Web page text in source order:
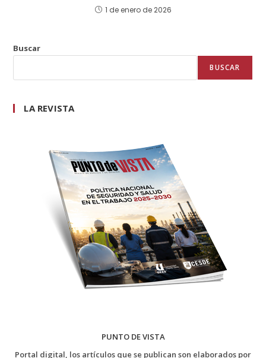
1 de enero de 2026
Buscar
BUSCAR
LA REVISTA
PUNTO DE VISTA
Portal digital, los artículos que se publican son elaborados por